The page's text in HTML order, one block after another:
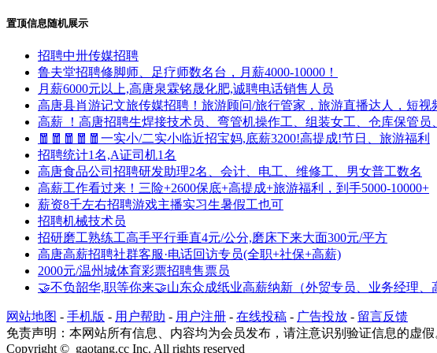
置顶信息随机展示
招聘中卅传媒招聘
鲁夫堂招聘修脚师、足疗师数名台，月薪4000-10000！
月薪6000元以上,高唐泉霖铭晟化肥,诚聘电话销售人员
高唐县肖游记文旅传媒招聘！旅游顾问/旅行管家，旅游直播达人，短视
高薪 ！高唐招聘生焊接技术员、弯管机操作工、组装女工、仓库保管
🧧🧧🧧🧧🧧一实小/二实小临近招宝妈,底薪3200!高提成!节日、旅游福利
招聘统计1名,A证司机1名
高唐食品公司招聘研发助理2名、会计、电工、维修工、男女普工数名
高薪工作看过来！三险+2600保底+高提成+旅游福利，到手5000-10000+
薪资8千左右招聘游戏主播实习生暑假工也可
招聘机械技术员
招研磨工熟练工高手平行垂直4元/公分,磨床下来大面300元/平方
高唐高薪招聘社群客服·电话回访专员(全职+社保+高薪)
2000元/温州城体育彩票招聘售票员
🤝不负韶华,职等你来🤝山东众成纸业高薪纳新（外贸专员、业务经理、
网站地图 - 手机版 - 用户帮助 - 用户注册 - 在线投稿 - 广告投放 - 留言反馈
免责声明：本网站所有信息、内容均为会员发布，请注意识别验证信息的虚
Copyright © gaotang.cc Inc. All rights reserved